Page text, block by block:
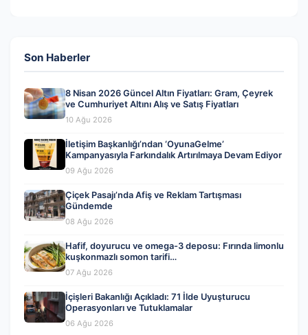
Son Haberler
8 Nisan 2026 Güncel Altın Fiyatları: Gram, Çeyrek
ve Cumhuriyet Altını Alış ve Satış Fiyatları
10 Ağu 2026
İletişim Başkanlığı’ndan ‘OyunaGelme’
Kampanyasıyla Farkındalık Artırılmaya Devam Ediyor
09 Ağu 2026
Çiçek Pasajı’nda Afiş ve Reklam Tartışması
Gündemde
08 Ağu 2026
Hafif, doyurucu ve omega-3 deposu: Fırında limonlu
kuşkonmazlı somon tarifi…
07 Ağu 2026
İçişleri Bakanlığı Açıkladı: 71 İlde Uyuşturucu
Operasyonları ve Tutuklamalar
06 Ağu 2026